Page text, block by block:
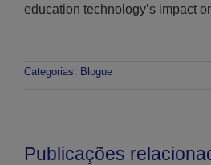
education technology’s impact
Categorias: Blogue
Publicações